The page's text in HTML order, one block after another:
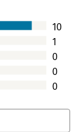
10
1
0
0
0